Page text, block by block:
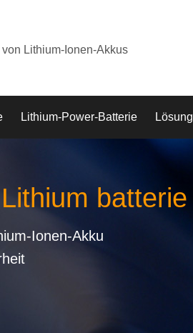
Lithium-Ionen-Akkus
Lithium-Power-Batterie Lösung
batterie
Ionen-Akku